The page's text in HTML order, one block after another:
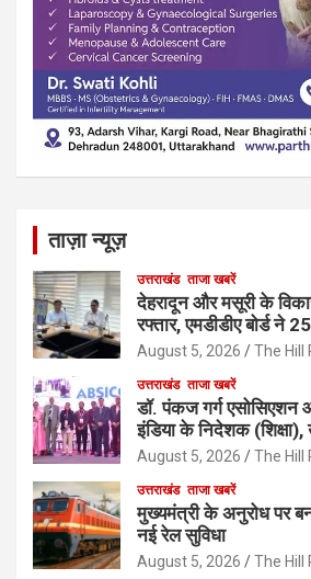
ताज़ा न्यूज़
उत्तराखंड ताजा खबरें
देहरादून और मसूरी के
रफ्तार, एमडीडीए बोर्ड ने
August 5, 2026 The Hill
उत्तराखंड ताजा खबरें
डॉ. पंकज गर्ग
इंडिया के निदेशक (शिक्षा),
August 5, 2026 The Hill
उत्तराखंड ताजा खबरें
मुख्यमंत्री के अनुरोध पर
नई रेल सुविधा
August 5, 2026 The Hill